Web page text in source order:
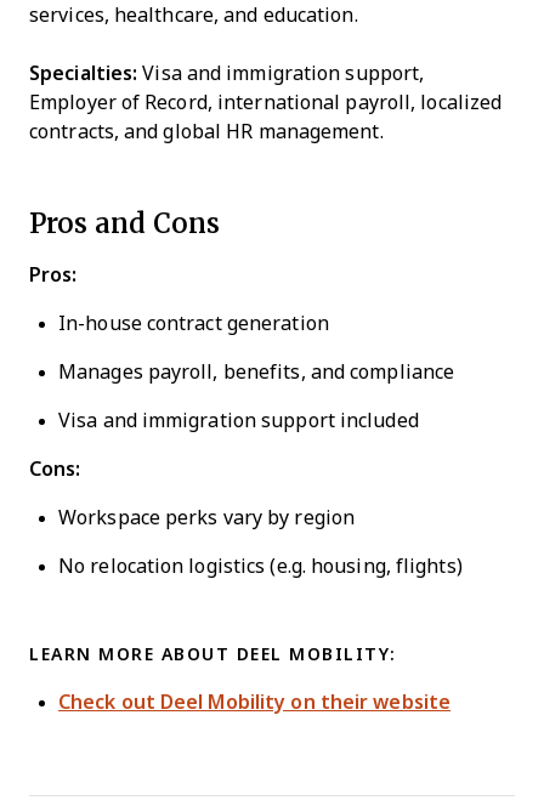
services, healthcare, and education.
Specialties: Visa and immigration support,
Employer of Record, international payroll, localized
contracts, and global HR management.
Pros and Cons
Pros:
In-house contract generation
Manages payroll, benefits, and compliance
Visa and immigration support included
Cons:
Workspace perks vary by region
No relocation logistics (e.g. housing, flights)
LEARN MORE ABOUT DEEL MOBILITY:
Check out Deel Mobility on their website